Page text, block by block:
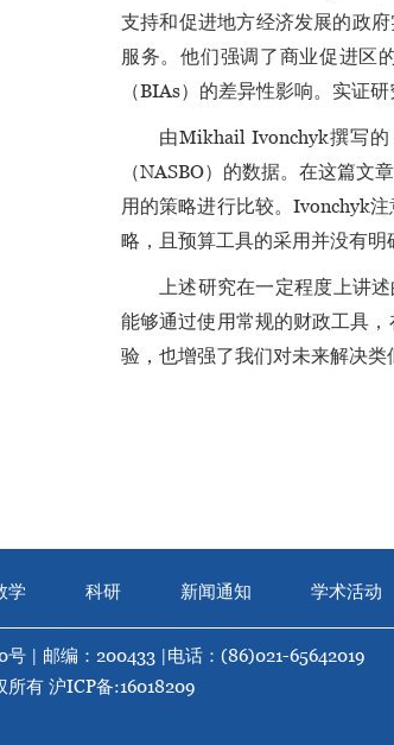
支持和促进地方经济发展的政
服务。他们强调了商业促进区
（BIAs）的差异性影响。实证
由Mikhail Ivonchyk撰写
（NASBO）的数据。在这篇
用的策略进行比较。Ivonchyk
略，且预算工具的采用并没有明
上述研究在一定程度上讲
能够通过使用常规的财政工具
验，也增强了我们对未来解决类
学 科研 新闻通知 学术活动
号 | 邮编：200433 |电话：(86)021-65642019
所有 沪ICP备:16018209